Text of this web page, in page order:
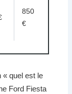
850
€
« quel est le
Ford Fiesta